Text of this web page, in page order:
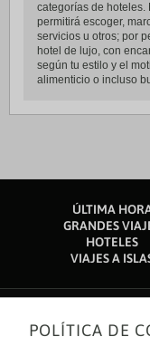
categorías de hoteles.
permitirá escoger,
servicios u otros; por
hotel de lujo, con
según tu estilo y el
alimenticio o incluso
ÚLTIMA
GRANDES
HOTELES
VIAJES A
Sobre
POLÍTICA DE